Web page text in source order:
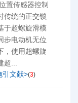
置传感器控制
传统的正交锁
于超螺旋滑模
步电动机无位
，使用超螺旋
...
引文献>(3)